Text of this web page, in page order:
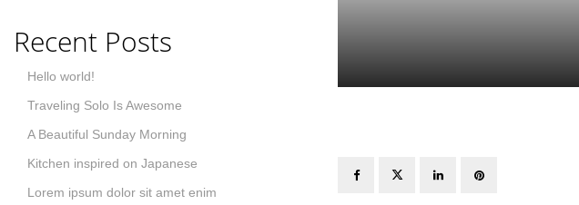
Recent Posts
Hello world!
Traveling Solo Is Awesome
A Beautiful Sunday Morning
Kitchen inspired on Japanese
Lorem ipsum dolor sit amet enim